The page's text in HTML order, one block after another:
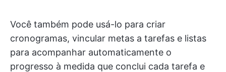
Você também pode usá-lo para criar
cronogramas, vincular metas a tarefas e listas
para acompanhar automaticamente o
progresso à medida que conclui cada tarefa e